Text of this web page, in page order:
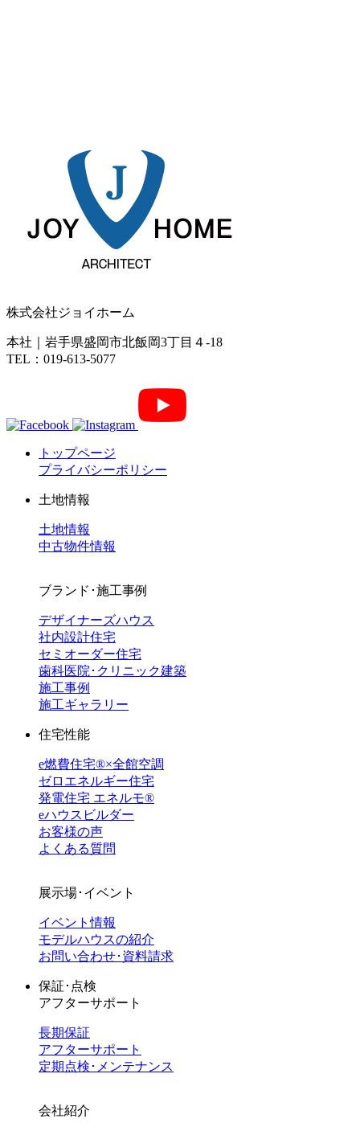
株式会社ジョイホーム
本社｜岩手県盛岡市北飯岡3丁目４-18
TEL：019-613-5077
トップページ
プライバシーポリシー
土地情報
土地情報
中古物件情報
ブランド･施工事例
デザイナーズハウス
社内設計住宅
セミオーダー住宅
歯科医院･クリニック建築
施工事例
施工ギャラリー
住宅性能
e燃費住宅®︎×全館空調
ゼロエネルギー住宅
発電住宅 エネルモ®
eハウスビルダー
お客様の声
よくある質問
展示場･イベント
イベント情報
モデルハウスの紹介
お問い合わせ･資料請求
保証･点検
アフターサポート
長期保証
アフターサポート
定期点検･メンテナンス
会社紹介